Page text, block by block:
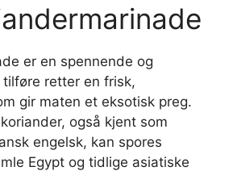
er en spennende og
retter en frisk,
gir maten et eksotisk preg.
også kjent som
engelsk, kan spores
Egypt og tidlige asiatiske